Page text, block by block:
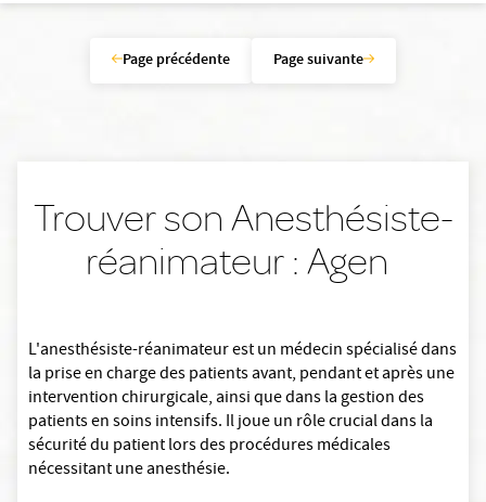
Page précédente Page suivante
Trouver son Anesthésiste-
réanimateur : Agen
L'anesthésiste-réanimateur est un médecin spécialisé dans
la prise en charge des patients avant, pendant et après une
intervention chirurgicale, ainsi que dans la gestion des
patients en soins intensifs. Il joue un rôle crucial dans la
sécurité du patient lors des procédures médicales
nécessitant une anesthésie.